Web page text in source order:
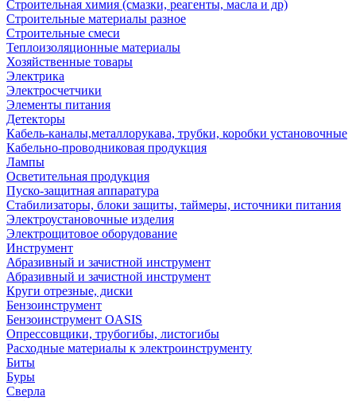
Строительная химия (смазки, реагенты, масла и др)
Строительные материалы разное
Строительные смеси
Теплоизоляционные материалы
Хозяйственные товары
Электрика
Электросчетчики
Элементы питания
Детекторы
Кабель-каналы,металлорукава, трубки, коробки установочные
Кабельно-проводниковая продукция
Лампы
Осветительная продукция
Пуско-защитная аппаратура
Стабилизаторы, блоки защиты, таймеры, источники питания
Электроустановочные изделия
Электрощитовое оборудование
Инструмент
Абразивный и зачистной инструмент
Абразивный и зачистной инструмент
Круги отрезные, диски
Бензоинструмент
Бензоинструмент OASIS
Опрессовщики, трубогибы, листогибы
Расходные материалы к электроинструменту
Биты
Буры
Сверла